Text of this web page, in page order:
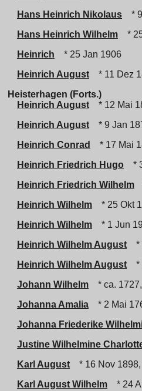
Hans Heinrich Nikolaus
*
Hans Heinrich Wilhelm
*
Heinrich
* 25 Jan 1906
Heinrich August
* 11 Dez
Heisterhagen (Forts.)
Heinrich August
* 12 Mai
Heinrich August
* 9 Jan
Heinrich Conrad
* 17 Mai
Heinrich Friedrich Hugo
*
Heinrich Friedrich Wilhelm
Heinrich Wilhelm
* 25 Okt
Heinrich Wilhelm
* 1 Jun
Heinrich Wilhelm August
*
Heinrich Wilhelm August
*
Johann Wilhelm
* ca.
Johanna Amalia
* 2 Mai
Johanna Friederike
Justine Wilhelmine
Karl August
* 16 Nov
Karl August Wilhelm
* 24